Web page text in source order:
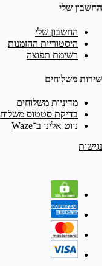
החשבון שלי
החשבון שלי
היסטוריית ההזמנות
רשימת תפוצה
שירות משלוחים
מדיניות משלוחים
בדיקת סטטוס משלוח
נווט אלינו ב־Waze
נגישות